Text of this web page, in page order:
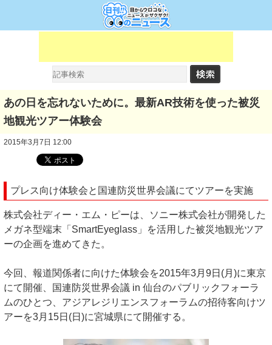
あの日を忘れないために。最新AR技術を使った被災
地観光ツアー体験会
2015年3月7日 12:00
プレス向け体験会と国連防災世界会議にてツアーを実施
株式会社ディー・エム・ピーは、ソニー株式会社が開発した
メガネ型端末「SmartEyeglass」を活用した被災地観光ツア
ーの企画を進めてきた。
今回、報道関係者に向けた体験会を2015年3月9日(月)に東京
にて開催、国連防災世界会議 in 仙台のパブリックフォーラ
ムのひとつ、アジアレジリエンスフォーラムの招待客向けツ
アーを3月15日(日)に宮城県にて開催する。